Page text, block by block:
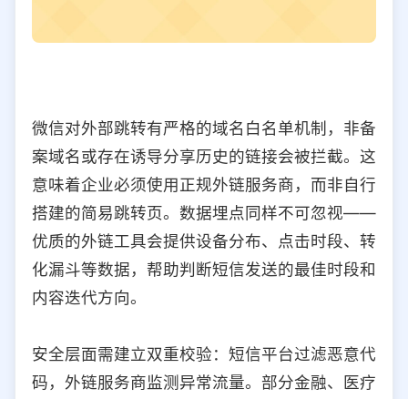
微信对外部跳转有严格的域名白名单机制，非备
案域名或存在诱导分享历史的链接会被拦截。这
意味着企业必须使用正规外链服务商，而非自行
搭建的简易跳转页。数据埋点同样不可忽视——
优质的外链工具会提供设备分布、点击时段、转
化漏斗等数据，帮助判断短信发送的最佳时段和
内容迭代方向。
安全层面需建立双重校验：短信平台过滤恶意代
码，外链服务商监测异常流量。部分金融、医疗